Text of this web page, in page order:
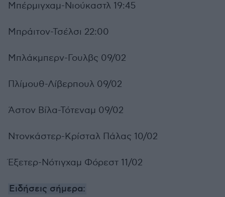
Μπέρμιγχαμ-Νιούκαστλ 19:45
Μπράιτον-Τσέλσι 22:00
Μπλάκμπερν-Γουλβς 09/02
Πλίμουθ-Λίβερπουλ 09/02
Άστον Βίλα-Τότεναμ 09/02
Ντονκάστερ-Κρίσταλ Πάλας 10/02
Έξετερ-Νότιγχαμ Φόρεστ 11/02
Ειδήσεις σήμερα: